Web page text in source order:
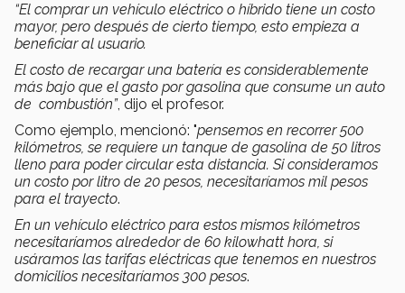
“El comprar un vehículo eléctrico o híbrido tiene un costo
mayor, pero después de cierto tiempo, esto empieza a
beneficiar al usuario.
El costo de recargar una batería es considerablemente
más bajo que el gasto por gasolina que consume un auto
de combustión”, dijo el profesor.
Como ejemplo, mencionó: "pensemos en recorrer 500
kilómetros, se requiere un tanque de gasolina de 50 litros
lleno para poder circular esta distancia. Si consideramos
un costo por litro de 20 pesos, necesitaríamos mil pesos
para el trayecto.
En un vehículo eléctrico para estos mismos kilómetros
necesitaríamos alrededor de 60 kilowhatt hora, si
usáramos las tarifas eléctricas que tenemos en nuestros
domicilios necesitaríamos 300 pesos.